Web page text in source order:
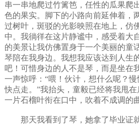
串一串地爬过竹篱笆，任性的瓜果爬
色的果实。脚下的小路向前延伸着，
过树叶，斑驳的光影映照在地上，仿
中。我徜徉在这片静谧中，感受着大
的美景让我仿佛置身于一个美丽的童
琴陪在我身边。我想我应该达到人生
吧！可惜身边的人不是琴，而是坐在
一声惊呼：“喂！伙计，想什么呢？慢
快点走。”我抬头，童毅已经将我甩
一片石榴叶衔在口中，吹着不成调的
那天我看到了琴，她拿了毕业证